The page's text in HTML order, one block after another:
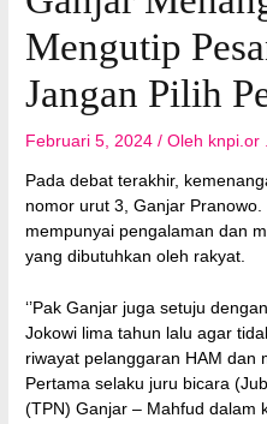
Mengutip
Jangan Pilih
Februari 5, 2024 / Oleh knpi.or
Pada debat terakhir,
nomor urut 3, Ganjar
mempunyai pengalaman dan
yang dibutuhkan oleh rakyat.
‘’Pak Ganjar juga setuju
Jokowi lima tahun lalu agar
riwayat pelanggaran HAM dan
Pertama selaku juru bicara
(TPN) Ganjar – Mahfud dalam